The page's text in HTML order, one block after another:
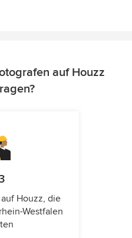
auf Houzz
Houzz, die
Westfalen